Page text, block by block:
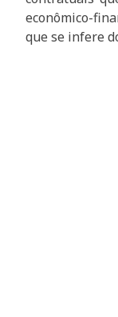
econômico-
que se infere